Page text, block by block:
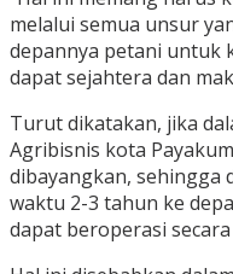
melalui semua unsur
depannya petani untuk
dapat sejahtera dan
Turut dikatakan, jika
Agribisnis kota
dibayangkan, sehingga
waktu 2-3 tahun ke
dapat beroperasi